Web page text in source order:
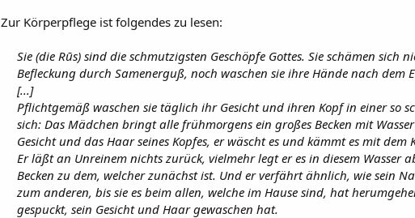
Zur Körperpflege ist folgendes zu lesen:
Sie (die Rūs) sind die schmutzigsten Geschöpfe Gottes. Sie schämen
Befleckung durch Samenerguß, noch waschen sie ihre Hände nach dem
[...]
Pflichtgemäß waschen sie täglich ihr Gesicht und ihren Kopf in einer so
sich: Das Mädchen bringt alle frühmorgens ein großes Becken mit
Gesicht und das Haar seines Kopfes, er wäscht es und kämmt es mit
Er läßt an Unreinem nichts zurück, vielmehr legt er es in diesem
Becken zu dem, welcher zunächst ist. Und er verfährt ähnlich, wie sein
zum anderen, bis sie es beim allen, welche im Hause sind, hat
gespuckt, sein Gesicht und Haar gewaschen hat.